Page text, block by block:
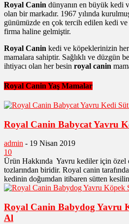
Royal Canin dünyanın en büyük kedi
olan bir markadır. 1967 yılında
günümüzde en çok tercih edilen kedi ve
firma haline gelmiştir.
Royal Canin kedi ve köpeklerinizin
mamalara sahiptir. Sağlıklı ve düzgün
ihtiyacı olan her besin royal canin
Royal Canin Yaş Mamalar
Royal Canin Babycat Yavru
admin - 19 Nisan 2019
10
Ürün Hakkında Yavru kediler için özel
tozlarından biridir. Royal canin
kedinin doğumdan itibaren sütten
Royal Canin Babydog Yavru
Al